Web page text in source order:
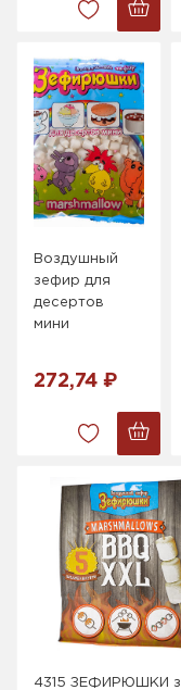
Воздушный
зефир для
десертов
мини
272,74 ₽
4315 ЗЕФИРЮШКИ